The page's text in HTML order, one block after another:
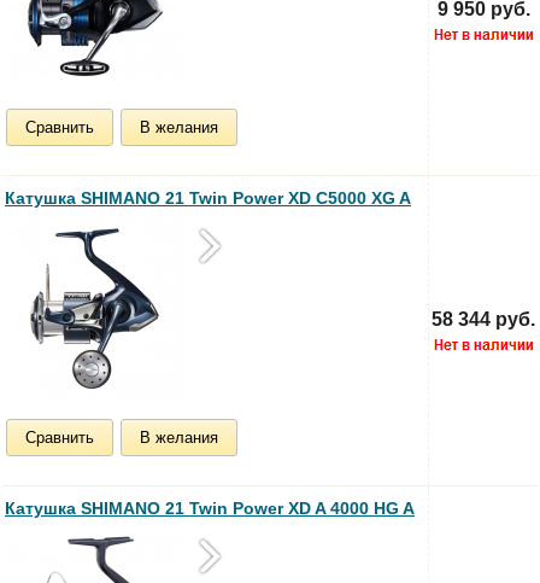
Сравнить В желания
9 950 руб.
Катушка SHIMANO 21 Twin Power XD C5000 XG A
Сравнить В желания
58 344 руб.
Катушка SHIMANO 21 Twin Power XD A 4000 HG A